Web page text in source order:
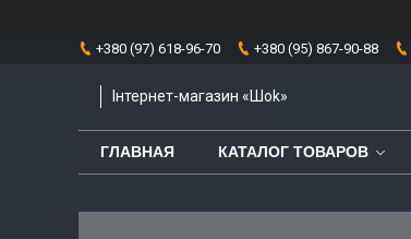
+380 (97) 618-96-70 +380 (95) 867-90-88
Інтернет-магазин «Шоk»
ГЛАВНАЯ КАТАЛОГ ТОВАРОВ